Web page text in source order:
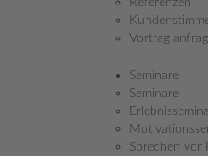
Vortrag
Seminare
Seminare
Sprechen vor